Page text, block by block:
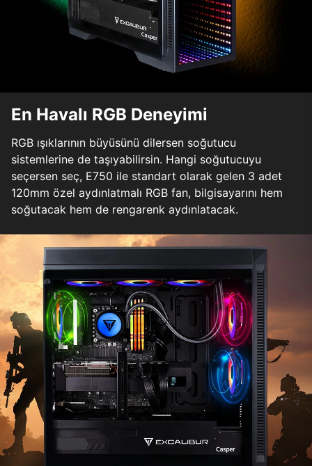
En Havalı RGB Deneyimi
RGB ışıklarının büyüsünü dilersen soğutucu
sistemlerine de taşıyabilirsin. Hangi soğutucuyu
seçersen seç, E750 ile standart olarak gelen 3 adet
120mm özel aydınlatmalı RGB fan, bilgisayarını hem
soğutacak hem de rengarenk aydınlatacak.